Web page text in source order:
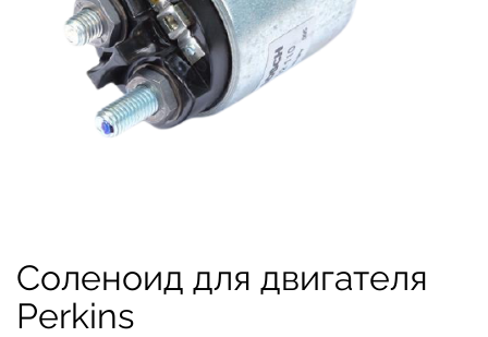
Соленоид для двигателя
Perkins